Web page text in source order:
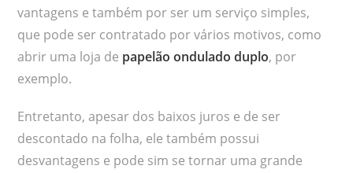
vantagens e também por ser um serviço simples,
que pode ser contratado por vários motivos, como
abrir uma loja de papelão ondulado duplo, por
exemplo.
Entretanto, apesar dos baixos juros e de ser
descontado na folha, ele também possui
desvantagens e pode sim se tornar uma grande